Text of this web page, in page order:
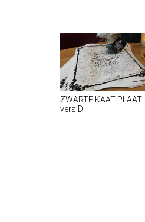
ZWARTE KAAT PLAAT │
versID